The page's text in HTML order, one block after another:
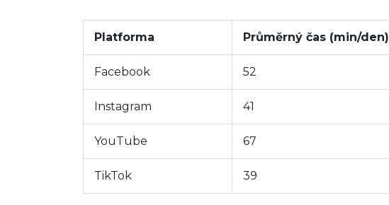
Platforma Průměrný čas (min/den)
Facebook 52
Instagram 41
YouTube 67
TikTok 39